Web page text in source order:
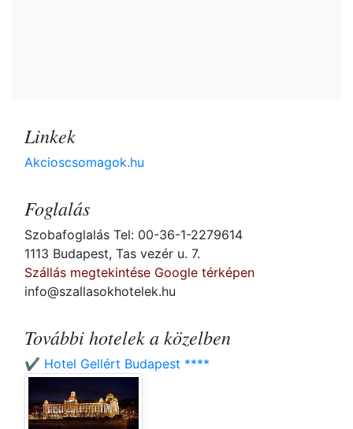
Linkek
Akcioscsomagok.hu
Foglalás
Szobafoglalás Tel: 00-36-1-2279614
1113 Budapest, Tas vezér u. 7.
Szállás megtekintése Google térképen
info@szallasokhotelek.hu
További hotelek a közelben
✔️ Hotel Gellért Budapest ****